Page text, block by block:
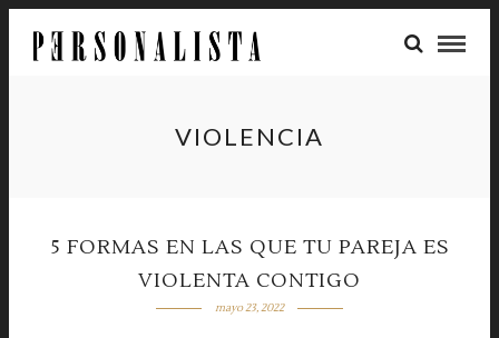
VIOLENCIA
5 FORMAS EN LAS QUE TU PAREJA ES
VIOLENTA CONTIGO
mayo 23, 2022